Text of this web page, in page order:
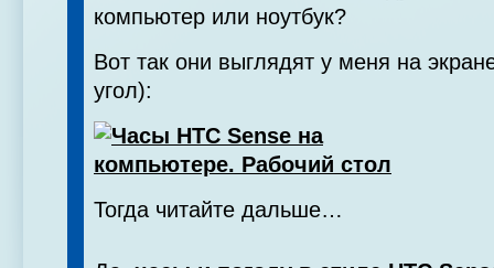
компьютер или ноутбук?
Вот так они выглядят у меня на
угол):
Тогда читайте дальше…